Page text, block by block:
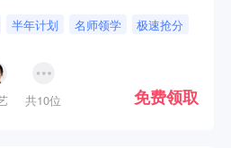
半年计划 名师领学 极速抢分
共10位 免费领取